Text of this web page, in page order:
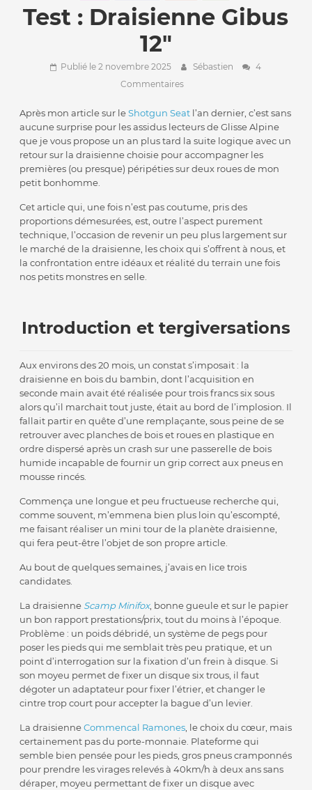
Test : Draisienne Gibus
12″
Publié le 2 novembre 2025 Sébastien
4
Commentaires
Après mon article sur leShotgun Seat l’an dernier, c’est sans
aucune surprise pour les assidus lecteurs de Glisse Alpine
que je vous propose un an plus tard la suite logique avec un
retour sur la draisienne choisie pour accompagner les
premières (ou presque) péripéties sur deux roues de mon
petit bonhomme.
Cet article qui, une fois n’est pas coutume, pris des
proportions démesurées, est, outre l’aspect purement
technique, l’occasion de revenir un peu plus largement sur
le marché de la draisienne, les choix qui s’offrent à nous, et
la confrontation entre idéaux et réalité du terrain une fois
nos petits monstres en selle.
Introduction et tergiversations
Aux environs des 20 mois, un constat s’imposait : la
draisienne en bois du bambin, dont l’acquisition en
seconde main avait été réalisée pour trois francs six sous
alors qu’il marchait tout juste, était au bord de l’implosion. Il
fallait partir en quête d’une remplaçante, sous peine de se
retrouver avec planches de bois et roues en plastique en
ordre dispersé après un crash sur une passerelle de bois
humide incapable de fournir un grip correct aux pneus en
mousse rincés.
Commença une longue et peu fructueuse recherche qui,
comme souvent, m’emmena bien plus loin qu’escompté,
me faisant réaliser un mini tour de la planète draisienne,
qui fera peut-être l’objet de son propre article.
Au bout de quelques semaines, j’avais en lice trois
candidates.
La draisienne Scamp Minifox, bonne gueule et sur le papier
un bon rapport prestations/prix, tout du moins à l’époque.
Problème : un poids débridé, un système de pegs pour
poser les pieds qui me semblait très peu pratique, et un
point d’interrogation sur la fixation d’un frein à disque. Si
son moyeu permet de fixer un disque six trous, il faut
dégoter un adaptateur pour fixer l’étrier, et changer le
cintre trop court pour accepter la bague d’un levier.
La draisienneCommencal Ramones , le choix du cœur, mais
certainement pas du porte-monnaie. Plateforme qui
semble bien pensée pour les pieds, gros pneus cramponnés
pour prendre les virages relevés à 40km/h à deux ans sans
déraper, moyeu permettant de fixer un disque avec